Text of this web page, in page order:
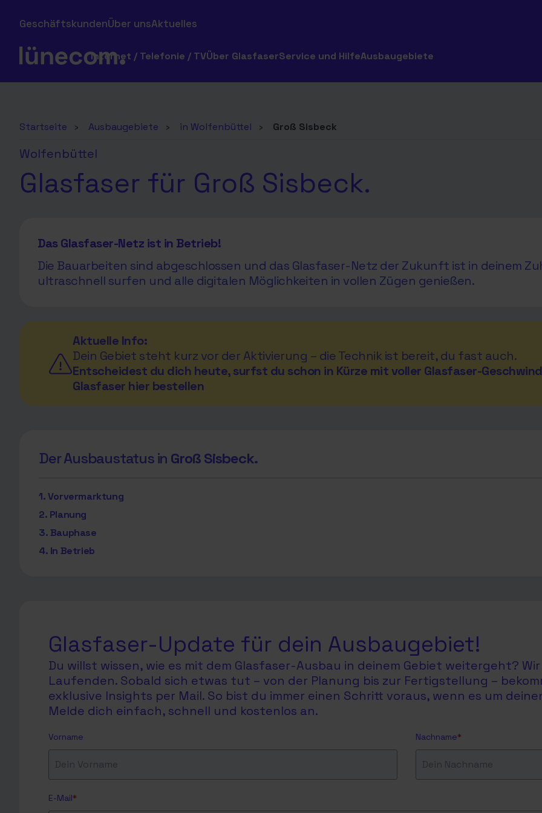
GeschäftskundenÜber unsAktuelles
Internet / Telefonie / TVÜber GlasfaserService und HilfeAusbaugebiete
Startseite › Ausbaugebiete › in Wolfenbüttel › Groß Sisbeck
Wolfenbüttel
Glasfaser für Groß Sisbeck.
Das Glasfaser-Netz ist in Betrieb!
Die Bauarbeiten sind abgeschlossen und das Glasfaser-Netz der Zukunft ist in deinem
ultraschnell surfen und alle digitalen Möglichkeiten in vollen Zügen genießen.
Aktuelle Info:
Dein Gebiet steht kurz vor der Aktivierung – die Technik ist bereit, du fast auch.
Entscheidest du dich heute, surfst du schon in Kürze mit voller Glasfaser-
Glasfaser hier bestellen
Der Ausbaustatus in Groß Sisbeck.
1. Vorvermarktung
2. Planung
3. Bauphase
4. In Betrieb
Glasfaser-Update für dein Ausbaugebiet!
Du willst wissen, wie es mit dem Glasfaser-Ausbau in deinem Gebiet weitergeht?
Laufenden. Sobald sich etwas tut – von der Planung bis zur Fertigstellung –
exklusive Insights per Mail. So bist du immer einen Schritt voraus, wenn es um
Melde dich einfach, schnell und kostenlos an.
Vorname Nachname*
E-Mail*